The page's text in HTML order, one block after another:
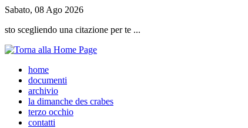
Sabato, 08 Ago 2026
sto scegliendo una citazione per te ...
home
documenti
archivio
la dimanche des crabes
terzo occhio
contatti